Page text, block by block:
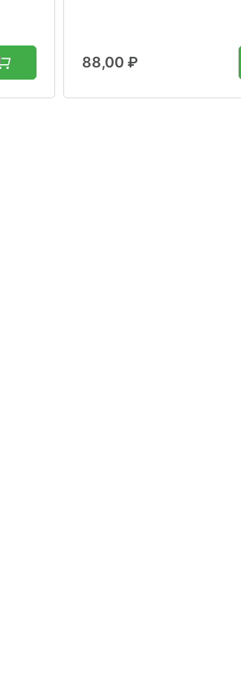
88,00 ₽